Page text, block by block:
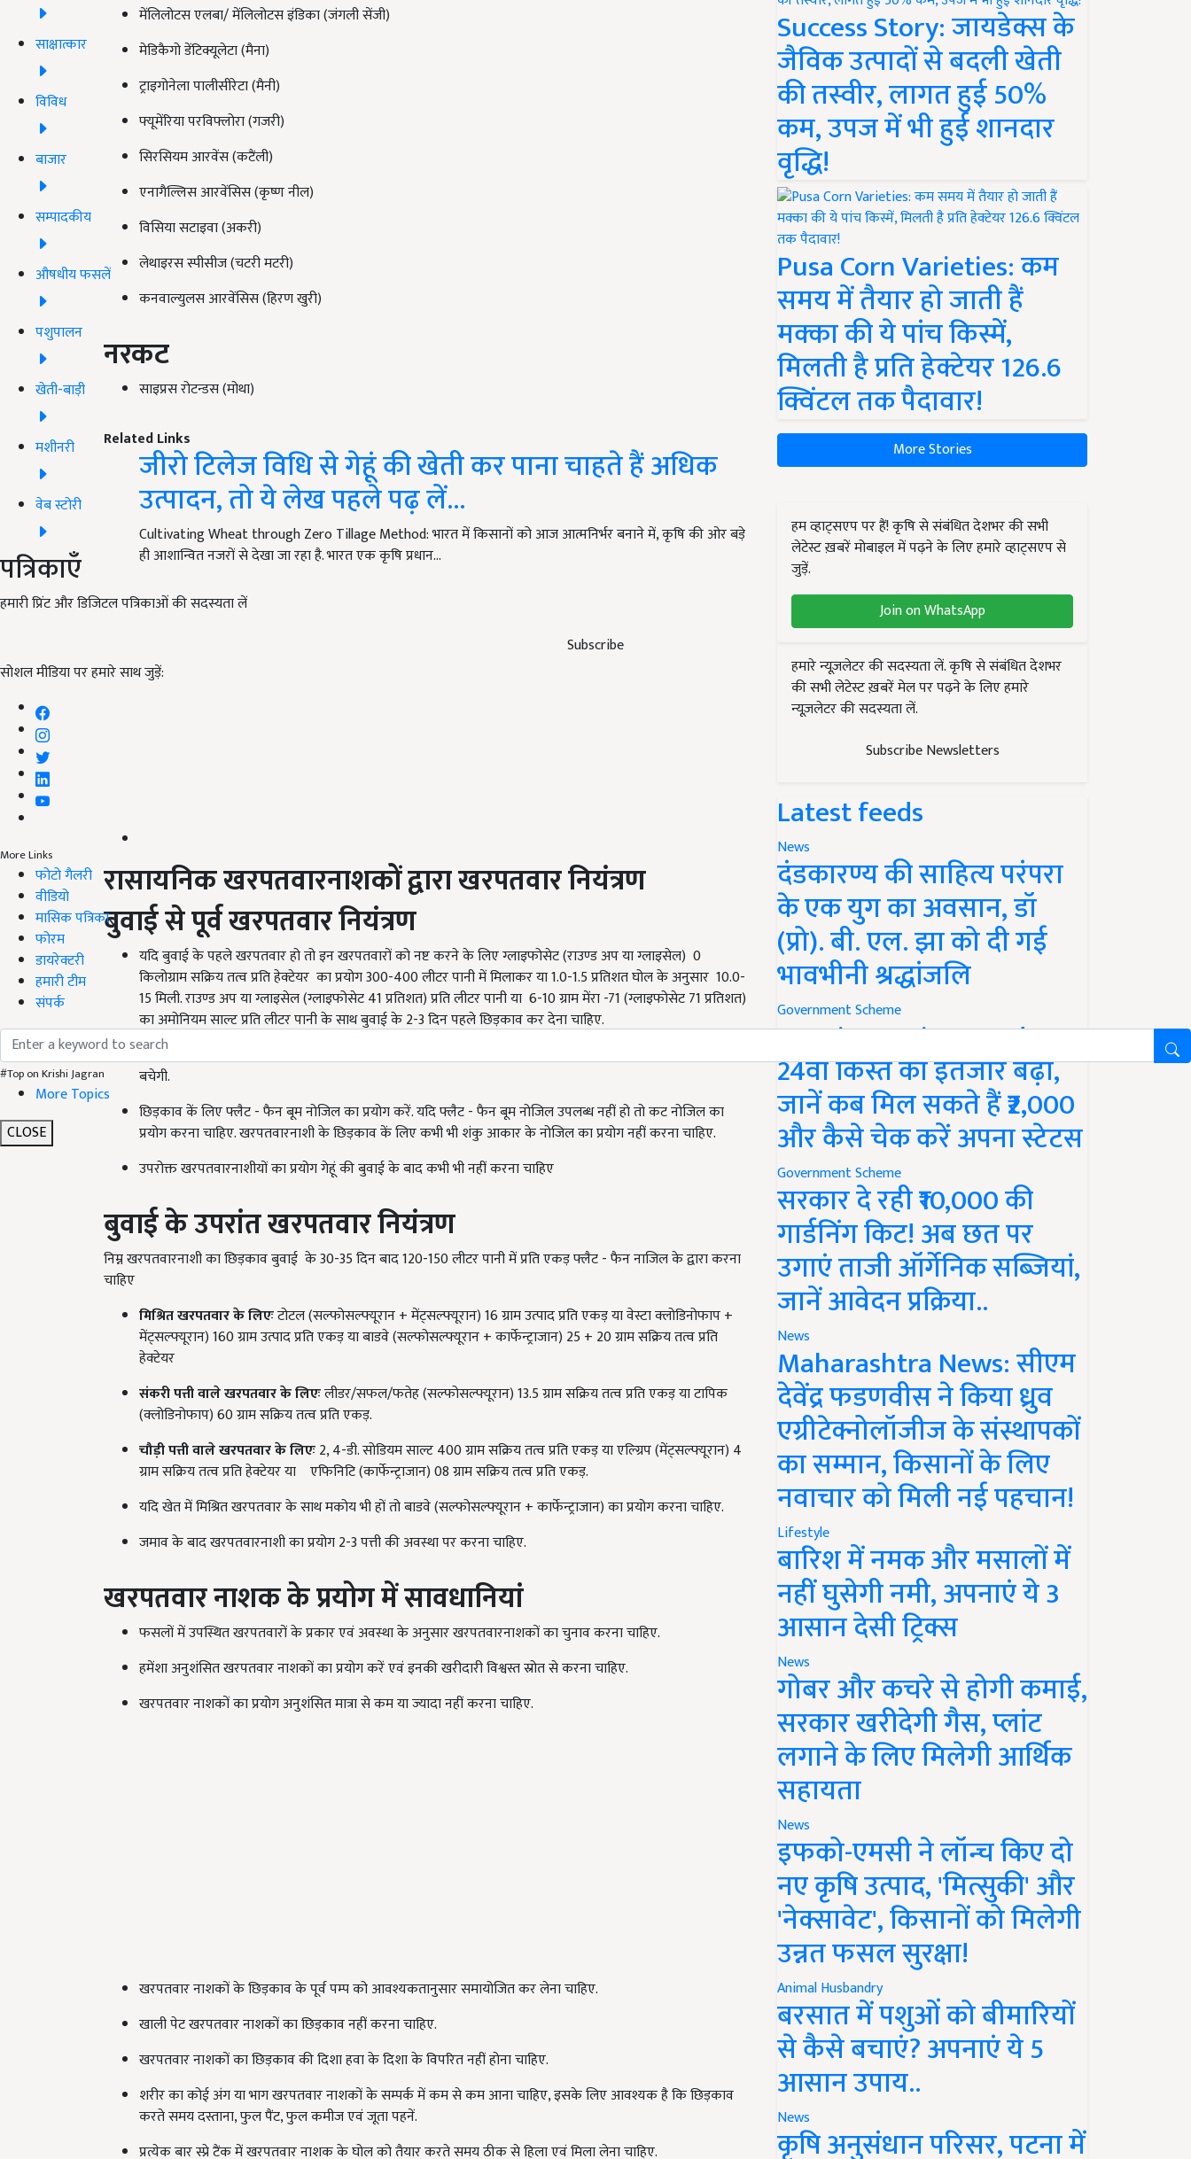
साक्षात्कार
विविध
बाजार
सम्पादकीय
औषधीय फसलें
पशुपालन
खेती-बाड़ी
मशीनरी
वेब स्टोरी
पत्रिकाएँ
हमारी प्रिंट और डिजिटल पत्रिकाओं की सदस्यता लें
Subscribe
सोशल मीडिया पर हमारे साथ जुड़ें:
More Links
फोटो गैलरी
वीडियो
मासिक पत्रिका
फोरम
डायरेक्टरी
हमारी टीम
संपर्क
#Top on Krishi Jagran
More Topics
CLOSE
मेंलिलोटस एलबा/ मेंलिलोटस इंडिका (जंगली सेंजी)
मेडिकैगो डेंटिक्यूलेटा (मैना)
ट्राइगोनेला पालीसीरेटा (मैनी)
फ्यूमेंरिया परविफ्लोरा (गजरी)
सिरसियम आरवेंस (कटैंली)
एनागैल्लिस आरवेंसिस (कृष्ण नील)
विसिया सटाइवा (अकरी)
लेथाइरस स्पीसीज (चटरी मटरी)
कनवाल्युलस आरवेंसिस (हिरण खुरी)
नरकट
साइप्रस रोटन्डस (मोथा)
Related Links
जीरो टिलेज विधि से गेहूं की खेती कर पाना चाहते हैं अधिक
उत्पादन, तो ये लेख पहले पढ़ लें...
Cultivating Wheat through Zero Tillage Method: भारत में किसानों को आज आत्मनिर्भर बनाने में, कृषि की ओर बड़े
ही आशान्वित नजरों से देखा जा रहा है. भारत एक कृषि प्रधान…
रासायनिकखरपतवारनाशकोंद्वाराखरपतवारनियंत्रण
बुवाई से पूर्व खरपतवारनियंत्रण
यदि बुवाई के पहले खरपतवार हो तो इन खरपतवारों को नष्ट करने के लिए ग्लाइफोसेट (राउण्ड अप या ग्लाइसेल) 0
किलोग्राम सक्रिय तत्व प्रति हेक्टेयर का प्रयोग 300-400 लीटर पानी में मिलाकर या 1.0-1.5 प्रतिशत घोल के अनुसार 10.0-
15 मिली. राउण्ड अप या ग्लाइसेल (ग्लाइफोसेट 41 प्रतिशत) प्रति लीटर पानी या 6-10 ग्राम मेंरा -71 (ग्लाइफोसेट 71 प्रतिशत)
का अमोनियम साल्ट प्रति लीटर पानी के साथ बुवाई के 2-3 दिन पहले छिड़काव कर देना चाहिए.
खेत में जहां पर खरपतवार हो उन्हीं स्थानों पर उपरोक्त लिखित खरपतवारनाशी का प्रयोग करना चाहिए जिससे समय व लागत
बचेगी.
छिड़काव कें लिए फ्लैट - फैन बूम नोजिल का प्रयोग करें. यदि फ्लैट - फैन बूम नोजिल उपलब्ध नहीं हो तो कट नोजिल का
प्रयोग करना चाहिए. खरपतवारनाशी के छिड़काव कें लिए कभी भी शंकु आकार के नोजिल का प्रयोग नहीं करना चाहिए.
उपरोक्त खरपतवारनाशीयों का प्रयोग गेहूं की बुवाई के बाद कभी भी नहीं करना चाहिए
बुवाई के उपरांत खरपतवारनियंत्रण
निम्न खरपतवारनाशी का छिड़काव बुवाई के 30-35 दिन बाद 120-150 लीटर पानी में प्रति एकड़ फ्लैट - फैन नाजिल के द्वारा करना
चाहिए
मिश्रित खरपतवार के लिएःटोटल (सल्फोसल्फ्यूरान + मेंट्सल्फ्यूरान) 16 ग्राम उत्पाद प्रति एकड़ या वेस्टाक्लोडिनोफाप+
मेंट्सल्फ्यूरान) 160 ग्राम उत्पाद प्रति एकड़ या बाडवे (सल्फोसल्फ्यूरान + कार्फेन्ट्राजान) 25 + 20 ग्राम सक्रिय तत्व प्रति
हेक्टेयर
संकरी पत्ती वाले खरपतवार के लिएःलीडर/सफल/फतेह (सल्फोसल्फ्यूरान) 13.5 ग्राम सक्रिय तत्व प्रति एकड़ या टापिक
(क्लोडिनोफाप) 60 ग्राम सक्रिय तत्व प्रति एकड़.
चौड़ी पत्ती वाले खरपतवार के लिएः2, 4-डी. सोडियम साल्ट 400 ग्राम सक्रियतत्व प्रति एकड़ या एल्ग्रिप (मेंट्सल्फ्यूरान) 4
ग्राम सक्रिय तत्व प्रति हेक्टेयर या एफिनिटि (कार्फेन्ट्राजान)08 ग्राम सक्रिय तत्व प्रति एकड़.
यदि खेत में मिश्रित खरपतवार के साथ मकोय भी हों तो बाडवे (सल्फोसल्फ्यूरान + कार्फेन्ट्राजान) का प्रयोग करना चाहिए.
जमाव के बाद खरपतवारनाशी का प्रयोग 2-3 पत्ती की अवस्था पर करना चाहिए.
खरपतवार नाशक के प्रयोग में सावधानियां
फसलों में उपस्थित खरपतवारों के प्रकार एवं अवस्था के अनुसार खरपतवारनाशकों का चुनाव करना चाहिए.
हमेंशा अनुशंसित खरपतवार नाशकों का प्रयोग करें एवं इनकी खरीदारी विश्वस्त स्रोत से करना चाहिए.
खरपतवार नाशकों का प्रयोग अनुशंसित मात्रा से कम या ज्यादा नहीं करना चाहिए.
खरपतवार नाशकों के छिड़काव के पूर्व पम्प को आवश्यकतानुसार समायोजित कर लेना चाहिए.
खाली पेट खरपतवार नाशकों का छिड़काव नहीं करना चाहिए.
खरपतवार नाशकों का छिड़काव की दिशा हवा के दिशा के विपरित नहीं होना चाहिए.
शरीर का कोई अंग या भाग खरपतवार नाशकों के सम्पर्क में कम से कम आना चाहिए, इसके लिए आवश्यक है कि छिड़काव
करते समय दस्ताना, फुल पैंट, फुल कमीज एवं जूता पहनें.
प्रत्येक बार स्प्रे टैंक में खरपतवार नाशक के घोल को तैयार करते समय ठीक से हिला एवं मिला लेना चाहिए.
Success Story: जायडेक्स के
जैविक उत्पादों से बदली खेती
की तस्वीर, लागत हुई 50%
कम, उपज में भी हुई शानदार
वृद्धि!
Pusa Corn Varieties: कम
समय में तैयार हो जाती हैं
मक्का की ये पांच किस्में,
मिलती है प्रति हेक्टेयर 126.6
क्विंटल तक पैदावार!
More Stories
हम व्हाट्सएप पर हैं! कृषि से संबंधित देशभर की सभी
लेटेस्ट ख़बरें मोबाइल में पढ़ने के लिए हमारे व्हाट्सएप से
जुड़ें.
Join on WhatsApp
हमारे न्यूज़लेटर की सदस्यता लें. कृषि से संबंधित देशभर
की सभी लेटेस्ट ख़बरें मेल पर पढ़ने के लिए हमारे
न्यूज़लेटर की सदस्यता लें.
Subscribe Newsletters
Latest feeds
News
दंडकारण्य की साहित्य परंपरा
के एक युग का अवसान, डॉ
(प्रो). बी. एल. झा को दी गई
भावभीनी श्रद्धांजलि
Government Scheme
PM Kisan Yojana Update:
24वीं किस्त का इंतजार बढ़ा,
जानें कब मिल सकते हैं ₹2,000
और कैसे चेक करें अपना स्टेटस
Government Scheme
सरकार दे रही ₹10,000 की
गार्डनिंग किट! अब छत पर
उगाएं ताजी ऑर्गेनिक सब्जियां,
जानें आवेदन प्रक्रिया..
News
Maharashtra News: सीएम
देवेंद्र फडणवीस ने किया ध्रुव
एग्रीटेक्नोलॉजीज के संस्थापकों
का सम्मान, किसानों के लिए
नवाचार को मिली नई पहचान!
Lifestyle
बारिश में नमक और मसालों में
नहीं घुसेगी नमी, अपनाएं ये 3
आसान देसी ट्रिक्स
News
गोबर और कचरे से होगी कमाई,
सरकार खरीदेगी गैस, प्लांट
लगाने के लिए मिलेगी आर्थिक
सहायता
News
इफको-एमसी ने लॉन्च किए दो
नए कृषि उत्पाद, 'मित्सुकी' और
'नेक्सावेट', किसानों को मिलेगी
उन्नत फसल सुरक्षा!
Animal Husbandry
बरसात में पशुओं को बीमारियों
से कैसे बचाएं? अपनाएं ये 5
आसान उपाय..
News
कृषि अनुसंधान परिसर, पटना में